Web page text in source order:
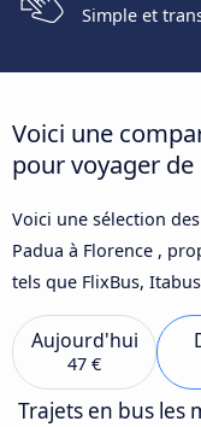
Simple et
Voici une
pour voyager de
Voici une sélection
Padua à Florence ,
tels que FlixBus,
Aujourd'hui
47 €
Trajets en bus les